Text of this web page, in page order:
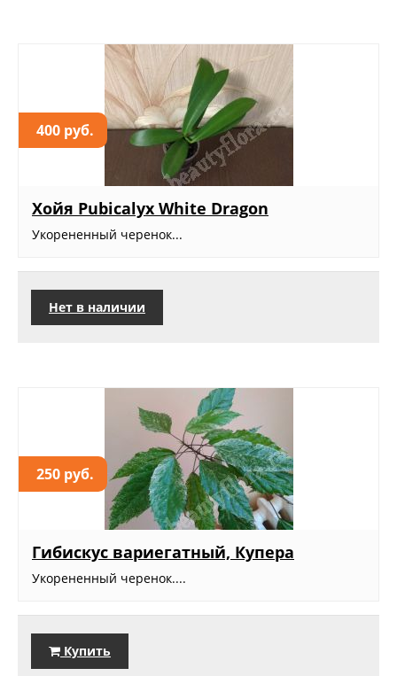
400 руб.
Хойя Рubicalyx White Dragon
Укорененный черенок...
Нет в наличии
250 руб.
Гибискус вариегатный, Купера
Укорененный черенок....
Купить